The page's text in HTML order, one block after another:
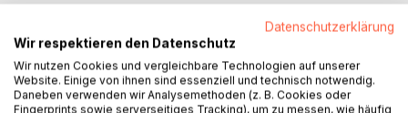
Auf den Seychellen ist das Wasser kristallklar und
tintenblau. Die Strände sind weiß, dahinter der grüne
Dschungel und dann gibt es ja noch die Granitfelsen.
Diese Kombination macht die Strände der Inseln einzigartig.
Egal ob auf Mahe, Praslin, La Digue, Coco, Aride, Cousin
Datenschutzerklärung
Wir respektieren den Datenschutz
Wir nutzen Cookies und vergleichbare Technologien auf unserer
Website. Einige von ihnen sind essenziell und technisch notwendig.
Daneben verwenden wir Analysemethoden (z. B. Cookies oder
Fingerprints sowie serverseitiges Tracking), um zu messen, wie häufig